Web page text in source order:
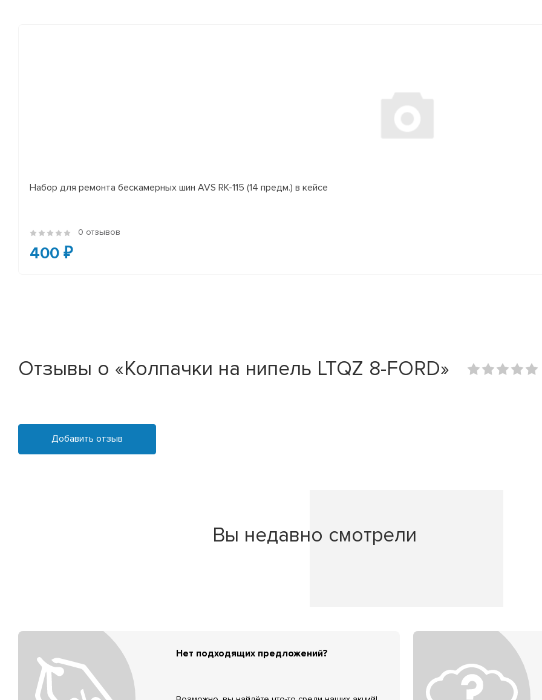
Набор для ремонта бескамерных шин AVS RK-115 (14 предм.) в кейсе
0 отзывов
400 ₽
Отзывы о «Колпачки на нипель LTQZ 8-FORD»
Добавить отзыв
Вы недавно смотрели
Нет подходящих предложений?